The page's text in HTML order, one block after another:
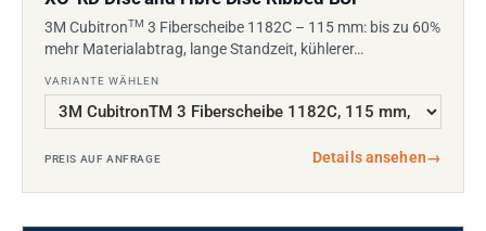
3M CubitronTM 3 Fiberscheibe 1182C – 115 mm: bis zu 60%
mehr Materialabtrag, lange Standzeit, kühlerer…
VARIANTE WÄHLEN
PREIS AUF ANFRAGE Details ansehen→